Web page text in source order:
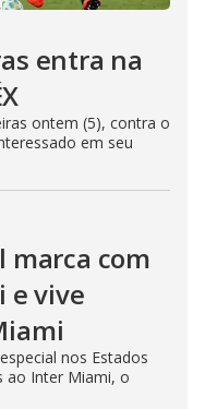
entra na
ontem (5), contra o
em seu
marca com
e vive
nos Estados
ao Inter Miami, o